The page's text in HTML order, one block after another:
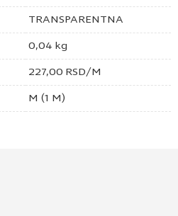
TRANSPARENTNA
0,04 kg
227,00 RSD/M
M (1 M)